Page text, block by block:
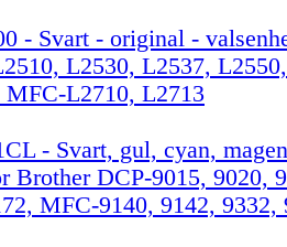
- Svart - original -
L2530, L2537,
L2710, L2713
- Svart, gul, cyan,
Brother DCP-9015, 9020,
MFC-9140, 9142, 9332,